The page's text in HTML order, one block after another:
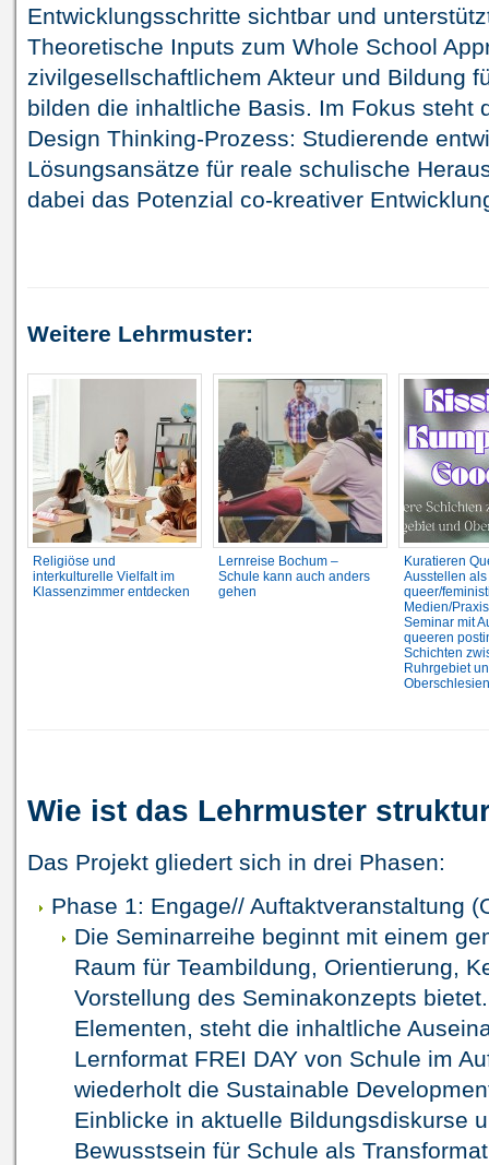
Entwicklungsschritte sichtbar und
Theoretische Inputs zum Whole School
zivilgesellschaftlichem Akteur und Bildung
bilden die inhaltliche Basis. Im Fokus steht
Design Thinking-Prozess: Studierende
Lösungsansätze für reale schulische
dabei das Potenzial co-kreativer
Weitere Lehrmuster:
Religiöse und
interkulturelle Vielfalt im
Klassenzimmer entdecken
Lernreise Bochum –
Schule kann auch anders
gehen
Kuratieren
Ausstellen als
queer/
Medien/
Seminar mit
queeren
Schichten
Ruhrgebiet
Oberschlesien
Wie ist das Lehrmuster
Das Projekt gliedert sich in drei Phasen:
Phase 1: Engage// Auftaktveranstaltung
Die Seminarreihe beginnt mit einem
Raum für Teambildung, Orientierung,
Vorstellung des Seminakonzepts
Elementen, steht die inhaltliche
Lernformat FREI DAY von Schule im
wiederholt die Sustainable
Einblicke in aktuelle Bildungsdiskurse
Bewusstsein für Schule als